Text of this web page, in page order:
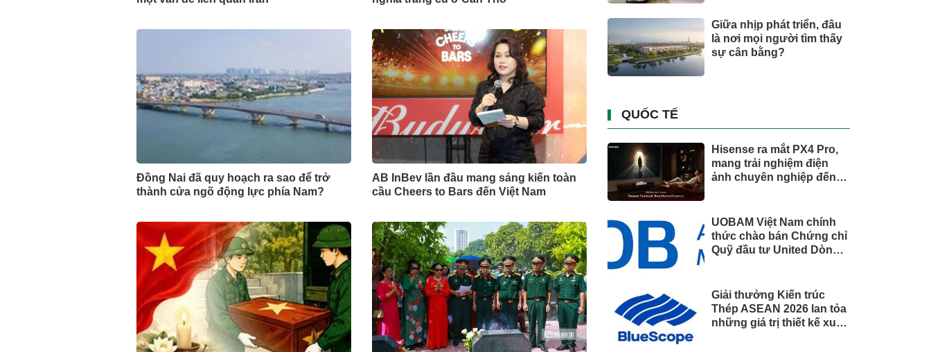
Đồng Nai đã quy hoạch ra sao để trở
thành cửa ngõ động lực phía Nam?
AB InBev lần đầu mang sáng kiến toàn
cầu Cheers to Bars đến Việt Nam
Giữa nhịp phát triển, đâu
là nơi mọi người tìm thấy
sự cân bằng?
QUỐC TẾ
Hisense ra mắt PX4 Pro,
mang trải nghiệm điện
ảnh chuyên nghiệp đến
UOBAM Việt Nam chính
thức chào bán Chứng chỉ
Quỹ đầu tư United Dòng
Giải thưởng Kiến trúc
Thép ASEAN 2026 lan tỏa
những giá trị thiết kế xuất